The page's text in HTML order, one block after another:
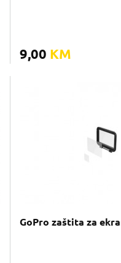
9,00 KM
GoPro zaštita za